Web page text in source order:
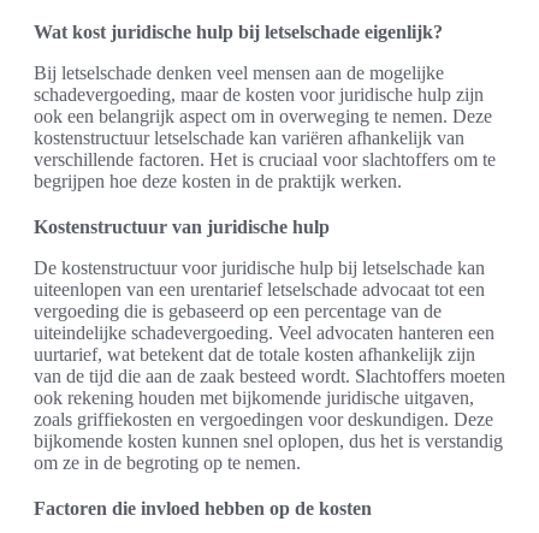
Wat kost juridische hulp bij letselschade eigenlijk?
Bij letselschade denken veel mensen aan de mogelijke
schadevergoeding, maar de kosten voor juridische hulp zijn
ook een belangrijk aspect om in overweging te nemen. Deze
kostenstructuur letselschade kan variëren afhankelijk van
verschillende factoren. Het is cruciaal voor slachtoffers om te
begrijpen hoe deze kosten in de praktijk werken.
Kostenstructuur van juridische hulp
De kostenstructuur voor juridische hulp bij letselschade kan
uiteenlopen van een urentarief letselschade advocaat tot een
vergoeding die is gebaseerd op een percentage van de
uiteindelijke schadevergoeding. Veel advocaten hanteren een
uurtarief, wat betekent dat de totale kosten afhankelijk zijn
van de tijd die aan de zaak besteed wordt. Slachtoffers moeten
ook rekening houden met bijkomende juridische uitgaven,
zoals griffiekosten en vergoedingen voor deskundigen. Deze
bijkomende kosten kunnen snel oplopen, dus het is verstandig
om ze in de begroting op te nemen.
Factoren die invloed hebben op de kosten